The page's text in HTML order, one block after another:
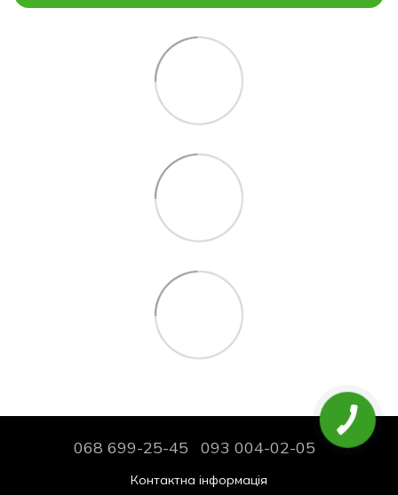
068 699-25-45 093 004-02-05
Контактна інформація